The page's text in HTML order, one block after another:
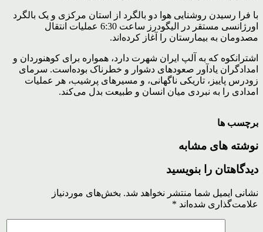
با فرا رسیدن روشنایی هوا دو بالگرد از استان مرکزی و یک بالگرد
اورژانسی مستقر در الیگودرز ساعت 6:30 عملیات انتقال
مصدومان به بیمارستان را آغاز کرده‌اند.
اشترانکوه که به آلپ ایران شهرت دارد، همواره برای کوهنوردان و
امدادگران یادآور صعودهای دشوار و خطرناک بوده‌است. سرمای
زودرس پاییز، تاریکی ناگهانی، و مسیرهای پرشیب، هر عملیات
امدادی را به نبردی میان انسان و طبیعت بدل می‌کند.
برچسب ها
نوشته های مشابه
دیدگاهتان را بنویسید
نشانی ایمیل شما منتشر نخواهد شد. بخش‌های موردنیاز
علامت‌گذاری شده‌اند *